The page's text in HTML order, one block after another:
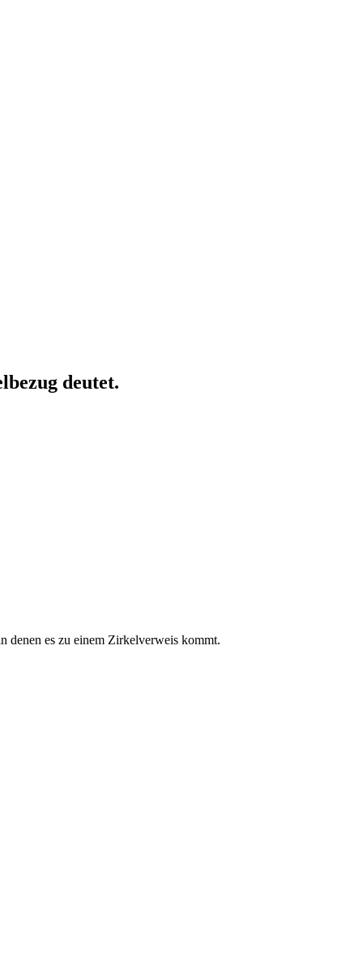
deutet.
denen es zu einem Zirkelverweis kommt.